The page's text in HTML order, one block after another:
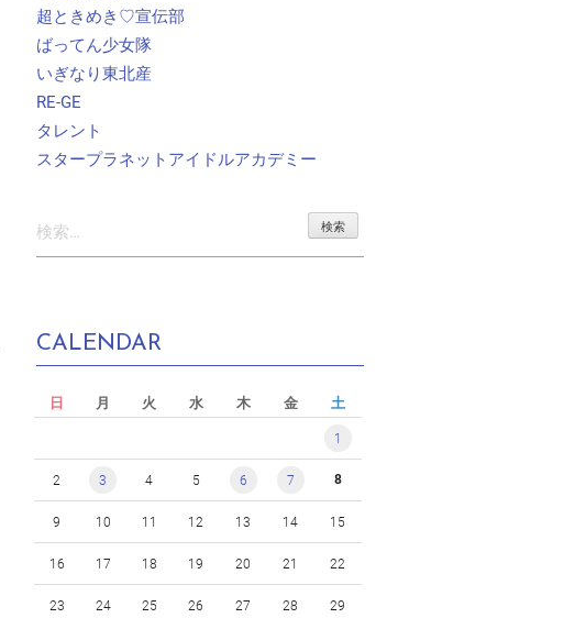
超ときめき♡宣伝部
ばってん少女隊
いぎなり東北産
RE-GE
タレント
スタープラネットアイドルアカデミー
索:
CALENDAR
日 月 火 水 木 金 土
1
2 3 4 5 6 7 8
9 10 11 12 13 14 15
16 17 18 19 20 21 22
23 24 25 26 27 28 29